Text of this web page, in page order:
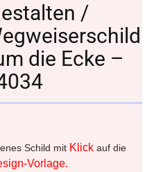
/
die Ecke –
Schild mit Klickauf die
Vorlage.